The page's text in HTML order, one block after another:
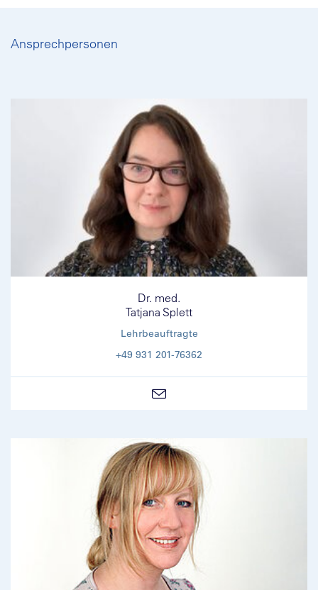
Ansprechpersonen
Dr. med.
Tatjana Splett
Lehrbeauftragte
+49 931 201-76362